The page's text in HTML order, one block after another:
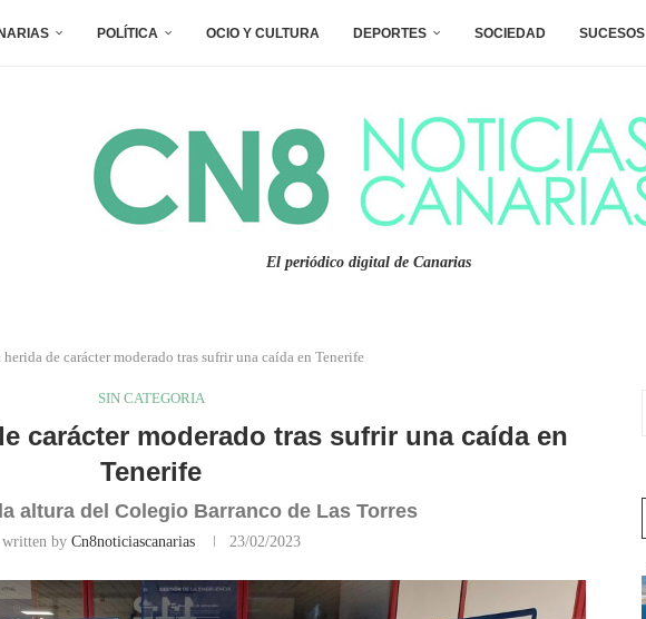
POLÍTICA OCIO Y CULTURA DEPORTES SOCIEDAD SUCESOS
El periódico digital de Canarias
herida de carácter moderado tras sufrir una caída en Tenerife
SIN CATEGORIA
carácter moderado tras sufrir una caída en
Tenerife
altura del Colegio Barranco de Las Torres
written by Cn8noticiascanarias 23/02/2023